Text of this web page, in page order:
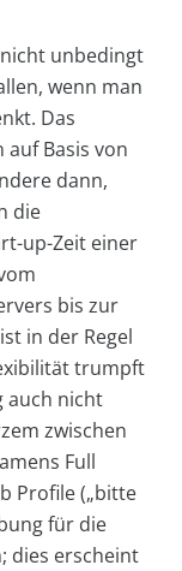
unbedingt
wenn man
Das
auf Basis von
dann,
die
up-Zeit einer
bis zur
in der Regel
trumpft
auch nicht
zwischen
Full
Profile („bitte
für die
dies erscheint